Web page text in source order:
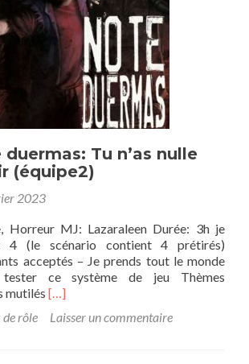
duermas: Tu n’as nulle
(équipe2)
2023
Horreur MJ: Lazaraleen Durée: 3h je
4 (le scénario contient 4 prétirés)
acceptés – Je prends tout le monde
ce système de jeu Thèmes
mutilés En
plus
[…]
de rôle Laisser un commentaire